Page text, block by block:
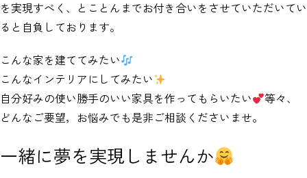
を実現すべく、とことんまでお付き合いをさせていただいてい
ると自負しております。
こんな家を建ててみたい
こんなインテリアにしてみたい
自分好みの使い勝手のいい家具を作ってもらいたい
等々、
どんなご要望，お悩みでも是非ご相談くださいませ。
一緒に夢を実現しませんか